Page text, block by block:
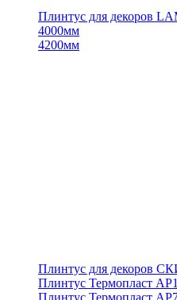
Плинтус для декоров
4000мм
4200мм
Плинтус для декоров
Плинтус Термопласт
Плинтус Термопласт